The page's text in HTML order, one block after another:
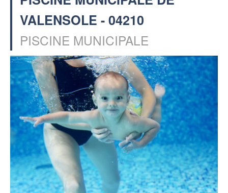
VALENSOLE - 04210
PISCINE MUNICIPALE